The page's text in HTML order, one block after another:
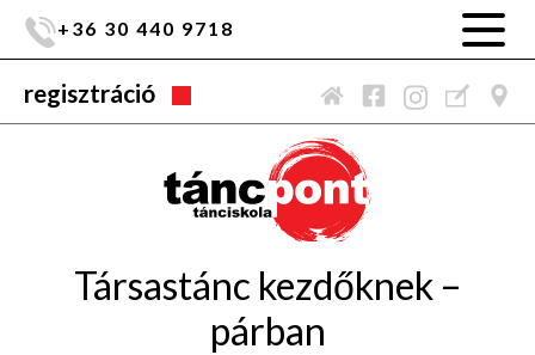
+36 30 440 9718
regisztráció
Társastánc kezdőknek –
párban